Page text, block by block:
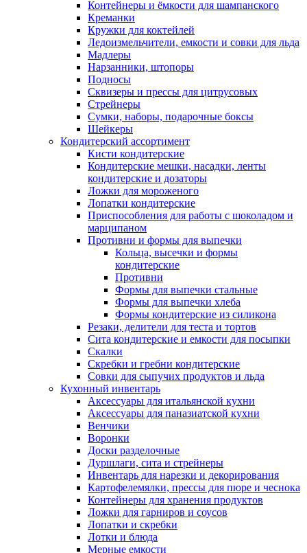
Контейнеры и ёмкости для шампанского
Креманки
Кружки для коктейлей
Ледоизмельчители, емкости и совки для льда
Мадлеры
Нарзанники, штопоры
Подносы
Сквизеры и прессы для цитрусовых
Стрейнеры
Сумки, наборы, подарочные боксы
Шейкеры
Кондитерский ассортимент
Кисти кондитерские
Кондитерские мешки, насадки, ленты
кондитерские и дозаторы
Ложки для мороженого
Лопатки кондитерские
Приспособления для работы с шоколадом и
марципаном
Противни и формы для выпечки
Кольца, высечки и формы
кондитерские
Противни
Формы для выпечки стальные
Формы для выпечки хлеба
Формы кондитерские из силикона
Резаки, делители для теста и тортов
Сита кондитерские и емкости для посыпки
Скалки
Скребки и гребни кондитерские
Совки для сыпучих продуктов и льда
Кухонный инвентарь
Аксессуары для итальянской кухни
Аксессуары для паназиатской кухни
Венчики
Воронки
Доски разделочные
Дуршлаги, сита и стрейнеры
Инвентарь для нарезки и декорирования
Картофелемялки, прессы для пюре и чеснока
Контейнеры для хранения продуктов
Ложки для гарниров и соусов
Лопатки и скребки
Лотки и блюда
Мерные емкости